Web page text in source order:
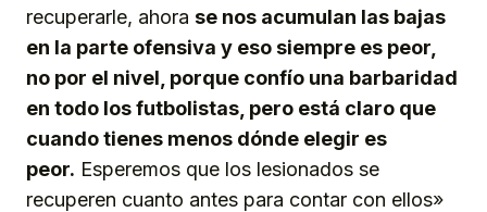
recuperarle, ahora se nos acumulan las bajas
en la parte ofensiva y eso siempre es peor,
no por el nivel, porque confío una barbaridad
en todo los futbolistas, pero está claro que
cuando tienes menos dónde elegir es
peor. Esperemos que los lesionados se
recuperen cuanto antes para contar con ellos»